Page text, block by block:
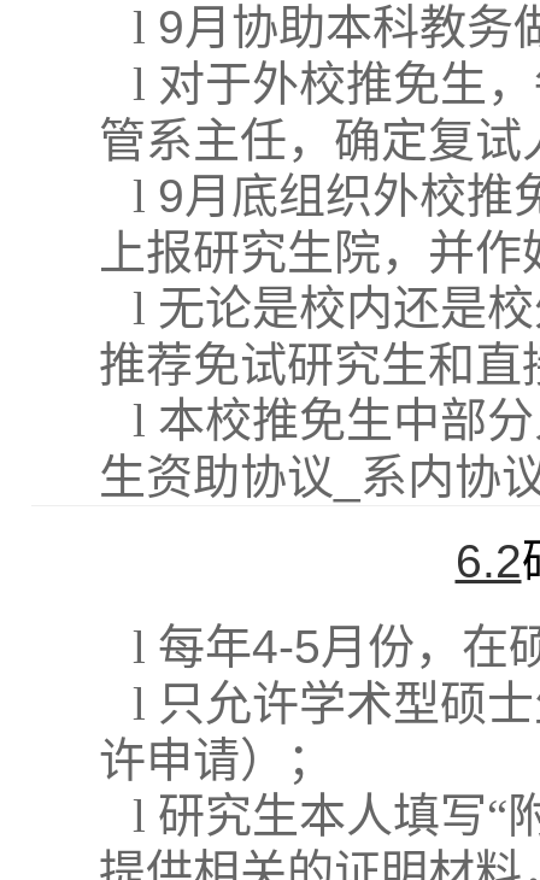
l 9月协助本科教务
l 对于外校推免生
管系主任，确定复
l 9月底组织外校推
上报研究生院，并
l 无论是校内还是
推荐免试研究生和直
l 本校推免生中部
生资助协议
系内协
6.2
l 每年4-5月份，在
l 只允许学术型硕
许申请）；
l 研究生本人填写“